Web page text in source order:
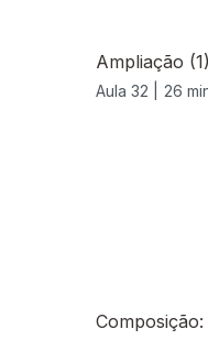
Ampliação
Aula 32 | 26